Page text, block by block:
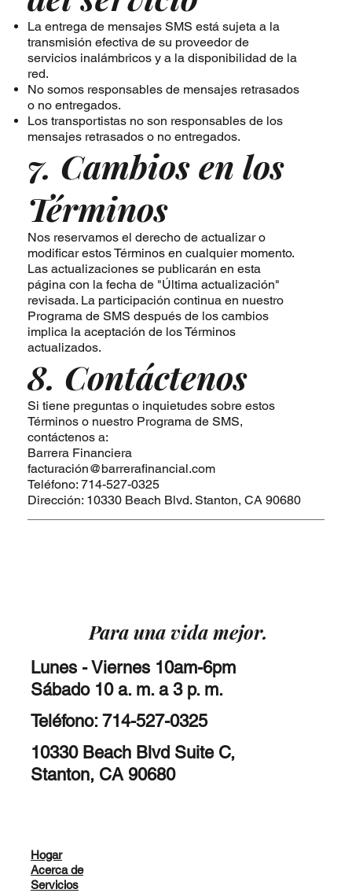
La entrega de mensajes SMS está sujeta a la
transmisión efectiva de su proveedor de
servicios inalámbricos y a la disponibilidad de la
red.
No somos responsables de mensajes retrasados
o no entregados.
Los transportistas no son responsables de los
mensajes retrasados o no entregados.
7. Cambios en los
Términos
Nos reservamos el derecho de actualizar o
modificar estos Términos en cualquier momento.
Las actualizaciones se publicarán en esta
página con la fecha de "Última actualización"
revisada. La participación continua en nuestro
Programa de SMS después de los cambios
implica la aceptación de los Términos
actualizados.
8. Contáctenos
Si tiene preguntas o inquietudes sobre estos
Términos o nuestro Programa de SMS,
contáctenos a:
Barrera Financiera
facturación@barrerafinancial.com
Teléfono: 714-527-0325
Dirección: 10330 Beach Blvd. Stanton, CA 90680
Para una vida mejor.
Lunes - Viernes 10am-6pm
Sábado 10 a. m. a 3 p. m.
Teléfono: 714-527-0325
10330 Beach Blvd Suite C,
Stanton, CA 90680
Hogar
Acerca de
Servicios